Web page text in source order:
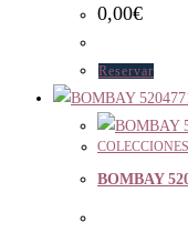
0,00€
Reservar
COLECCIONES
BOMBAY